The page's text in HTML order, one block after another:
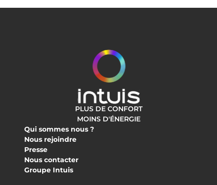
PLUS DE CONFORT
MOINS D'ÉNERGIE
Qui sommes nous ?
Nous rejoindre
Presse
Nous contacter
Groupe Intuis